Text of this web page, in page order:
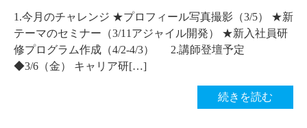
1.今月のチャレンジ ★プロフィール写真撮影（3/5） ★新
テーマのセミナー（3/11アジャイル開発） ★新入社員研
修プログラム作成（4/2-4/3） 2.講師登壇予定
◆3/6（金） キャリア研[…]
続きを読む